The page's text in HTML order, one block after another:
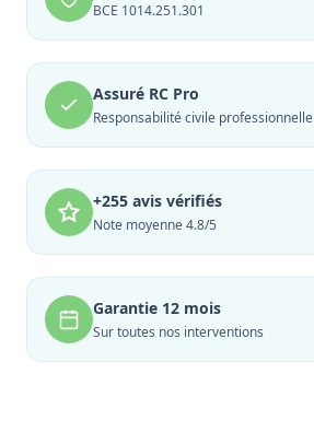
BCE 1014.251.301
Assuré RC Pro
Responsabilité civile professionnelle
+255 avis vérifiés
Note moyenne 4.8/5
Garantie 12 mois
Sur toutes nos interventions